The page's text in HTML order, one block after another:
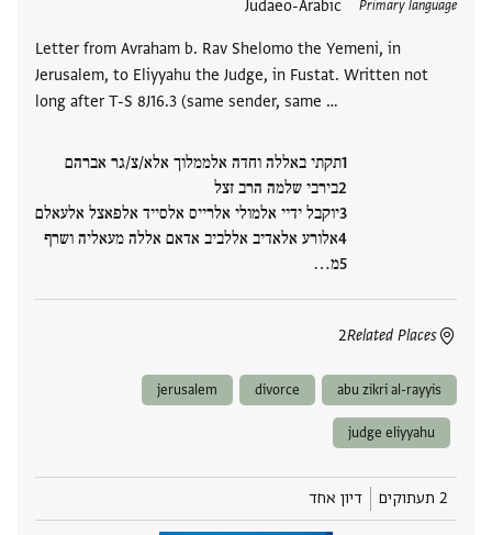
Primary language
Judaeo-Arabic
Letter from Avraham b. Rav Shelomo the Yemeni, in
Jerusalem, to Eliyyahu the Judge, in Fustat. Written not
long after T-S 8J16.3 (same sender, same …
תקתי באללה וחדה אלממלוך אלא/צ/גר אברהם
בירבי שלמה הרב זצל
יוקבל ידיי אלמולי אלרייס אלסייד אלפאצל אלעאלם
אלורע אלאדיב אללביב אדאם אללה מעאליה ושרף
מ‮…
Related Places
2
תגים
abu zikri al-rayyis
divorce
jerusalem
judge eliyyahu
2 תעתוקים דיון אחד